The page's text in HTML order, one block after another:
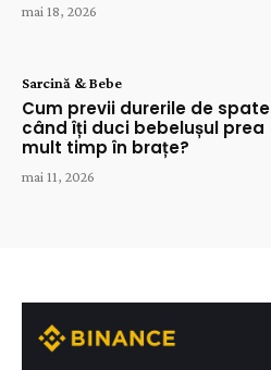
mai 18, 2026
Sarcină & Bebe
Cum previi durerile de spate
când îți duci bebelușul prea
mult timp în brațe?
mai 11, 2026